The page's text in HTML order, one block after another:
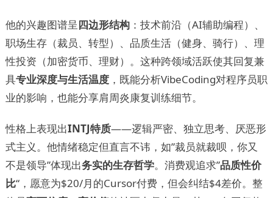
他的兴趣图谱呈四边形结构：技术前沿（AI辅助编程）、
职场生存（裁员、转型）、品质生活（健身、骑行）、理
性投资（加密货币、理财）。这种跨领域活跃使其回复兼
具专业深度与生活温度，既能分析VibeCoding对程序员职
业的影响，也能分享肩周炎康复训练细节。
性格上表现出INTJ特质——逻辑严密、独立思考、厌恶形
式主义。他情绪稳定但直言不讳，如”裁员就裁呗，你又
不是领导”体现出务实的生存哲学。消费观追求”品质性价
比“，愿意为$20/月的Cursor付费，但会纠结$4差价。整